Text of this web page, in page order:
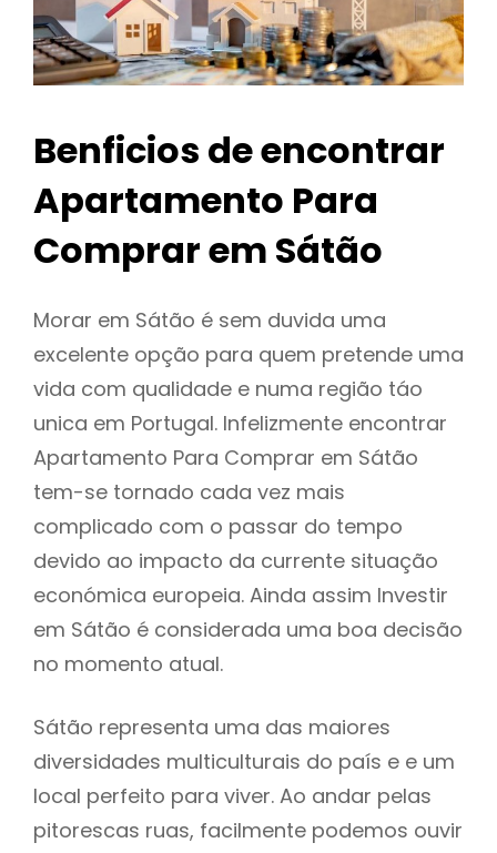
Benficios de encontrar
Apartamento Para
Comprar em Sátão
Morar em Sátão é sem duvida uma
excelente opção para quem pretende uma
vida com qualidade e numa região táo
unica em Portugal. Infelizmente encontrar
Apartamento Para Comprar em Sátão
tem-se tornado cada vez mais
complicado com o passar do tempo
devido ao impacto da currente situação
económica europeia. Ainda assim Investir
em Sátão é considerada uma boa decisão
no momento atual.
Sátão representa uma das maiores
diversidades multiculturais do país e e um
local perfeito para viver. Ao andar pelas
pitorescas ruas, facilmente podemos ouvir